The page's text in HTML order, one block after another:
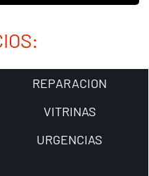
REPARACION
VITRINAS
URGENCIAS